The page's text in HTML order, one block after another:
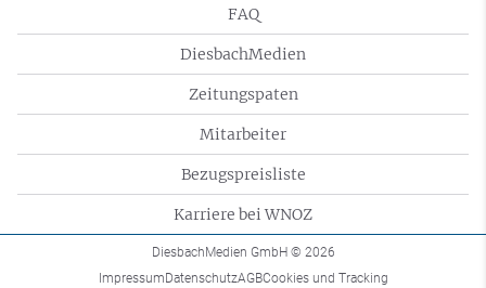
FAQ
DiesbachMedien
Zeitungspaten
Mitarbeiter
Bezugspreisliste
Karriere bei WNOZ
DiesbachMedien GmbH © 2026
ImpressumDatenschutzAGBCookies und Tracking